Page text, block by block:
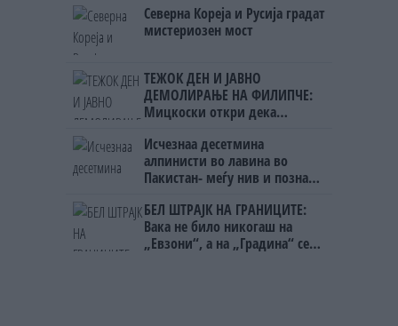
на бизнисменот Марковски
Северна Кореја и Русија градат
мистериозен мост
ТЕЖОК ДЕН И ЈАВНО
ДЕМОЛИРАЊЕ НА ФИЛИПЧЕ:
Мицкоски откри дека
ништо, освен за кеш
Исчезнаа десетмина
алпинисти во лавина во
Пакистан- меѓу нив и познат
БЕЛ ШТРАЈК НА ГРАНИЦИТЕ:
Вака не било никогаш на
„Евзони“, а на „Градина“ се